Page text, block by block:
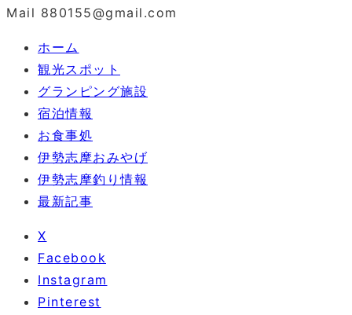
Mail 880155@gmail.com
ホーム
観光スポット
グランピング施設
宿泊情報
お食事処
伊勢志摩おみやげ
伊勢志摩釣り情報
最新記事
X
Facebook
Instagram
Pinterest